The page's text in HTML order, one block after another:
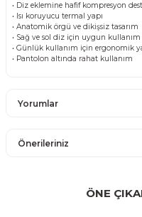
• Diz eklemine hafif kompresyon
• Isı koruyucu termal yapı
• Anatomik örgü ve dikişsiz tasarım
• Sağ ve sol diz için uygun kullanım
• Günlük kullanım için ergonomik
• Pantolon altında rahat kullanım
Yorumlar
Önerileriniz
konularda yetersiz
kullanarak tarafımıza
ÖNE